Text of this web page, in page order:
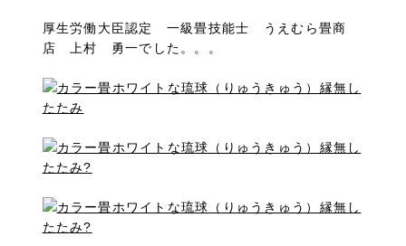
厚生労働大臣認定 一級畳技能士 うえむら畳商
店 上村 勇一でした。。。